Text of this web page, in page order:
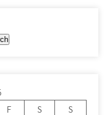
F S S